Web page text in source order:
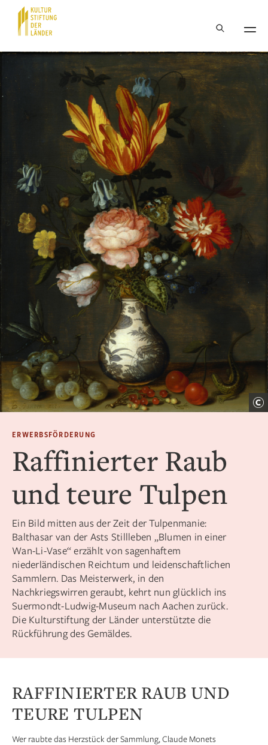
Hauptnavigation
ERWERBSFÖRDERUNG
Raffinierter Raub
und teure Tulpen
Ein Bild mitten aus der Zeit der Tulpenmanie:
Balthasar van der Asts Stillleben „Blumen in einer
Wan-Li-Vase“ erzählt von sagenhaftem
niederländischen Reichtum und leidenschaftlichen
Sammlern. Das Meisterwerk, in den
Nachkriegswirren geraubt, kehrt nun glücklich ins
Suermondt-Ludwig-Museum nach Aachen zurück.
Die Kulturstiftung der Länder unterstützte die
Rückführung des Gemäldes.
RAFFINIERTER RAUB UND
TEURE TULPEN
Wer raubte das Herzstück der Sammlung, Claude Monets